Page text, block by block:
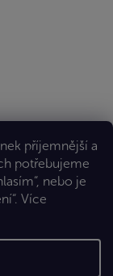
příjemnější a
potřebujeme
nebo je
Více